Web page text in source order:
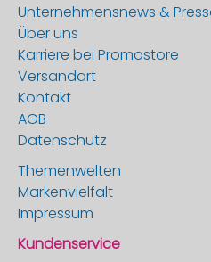
Unternehmensnews &
Über uns
Karriere bei Promostore
Versandart
Kontakt
AGB
Datenschutz
Themenwelten
Markenvielfalt
Impressum
Kundenservice